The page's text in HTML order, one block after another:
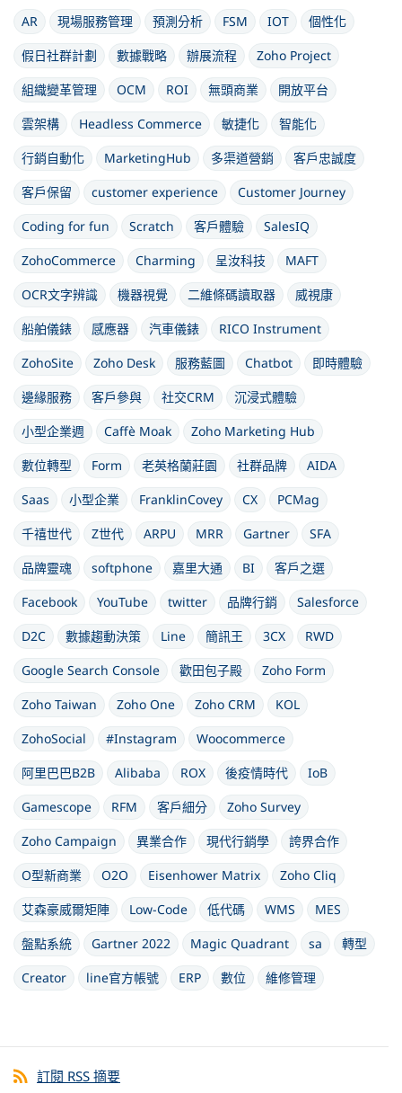
AR
現場服務管理 預測分析 FSM IOT
個性化
假日社群計劃
數據戰略 辦展流程
Zoho Project
組織變革管理
OCM ROI 無頭商業
開放平台
雲架構
Headless Commerce 敏捷化
智能化
行銷自動化
MarketingHub 多渠道營銷
客戶忠誠度
客戶保留
customer experience
Customer Journey
Coding for fun
Scratch 客戶體驗
SalesIQ
ZohoCommerce
Charming 呈汝科技
MAFT
OCR文字辨識
機器視覺 二維條碼讀取器
威視康
船舶儀錶
感應器 汽車儀錶
RICO Instrument
ZohoSite
Zoho Desk 服務藍圖 Chatbot
即時體驗
邊緣服務
客戶參與 社交CRM
沉浸式體驗
小型企業週
Caffè Moak
Zoho Marketing Hub
數位轉型
Form 老英格蘭莊園 社群品牌
AIDA
Saas
小型企業 FranklinCovey CX
PCMag
千禧世代
Z世代 ARPU MRR Gartner
SFA
品牌靈魂
softphone 嘉里大通 BI
客戶之選
Facebook
YouTube twitter 品牌行銷
Salesforce
D2C
數據趨動決策 Line 簡訊王 3CX
RWD
Google Search Console
歡田包子殿
Zoho Form
Zoho Taiwan
Zoho One Zoho CRM
KOL
ZohoSocial
#Instagram
Woocommerce
阿里巴巴B2B
Alibaba ROX 後疫情時代
IoB
Gamescope
RFM 客戶細分
Zoho Survey
Zoho Campaign
異業合作 現代行銷學
誇界合作
O型新商業
O2O Eisenhower Matrix
Zoho Cliq
艾森豪威爾矩陣
Low-Code 低代碼 WMS
MES
盤點系統
Gartner 2022 Magic Quadrant sa
轉型
Creator
line官方帳號 ERP 數位 維修管理
訂閱 RSS 摘要